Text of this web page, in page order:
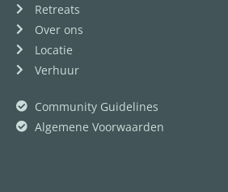
Retreats
Over ons
Locatie
Verhuur
Community Guidelines
Algemene Voorwaarden